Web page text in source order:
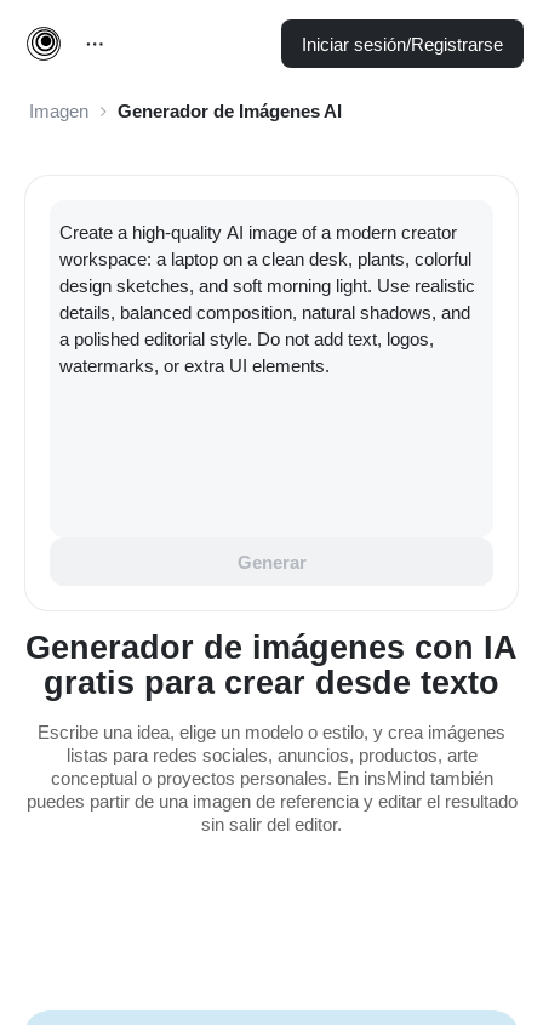
Iniciar sesión/Registrarse
Imagen Generador de Imágenes AI
Generador de imágenes con IA
gratis para crear desde texto
Escribe una idea, elige un modelo o estilo, y crea imágenes
listas para redes sociales, anuncios, productos, arte
conceptual o proyectos personales. En insMind también
puedes partir de una imagen de referencia y editar el resultado
sin salir del editor.
Generar